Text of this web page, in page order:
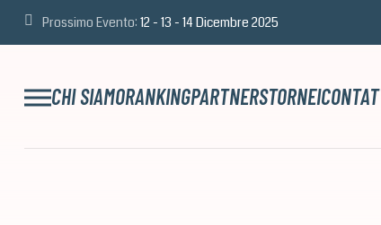
Prossimo Evento: 12 - 13 - 14 Dicembre 2025
CHI SIAMORANKINGPARTNERSTORNEI